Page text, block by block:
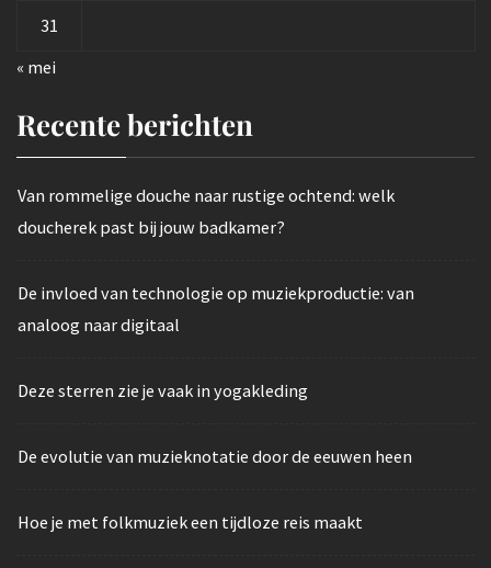
31
« mei
Recente berichten
Van rommelige douche naar rustige ochtend: welk
doucherek past bij jouw badkamer?
De invloed van technologie op muziekproductie: van
analoog naar digitaal
Deze sterren zie je vaak in yogakleding
De evolutie van muzieknotatie door de eeuwen heen
Hoe je met folkmuziek een tijdloze reis maakt